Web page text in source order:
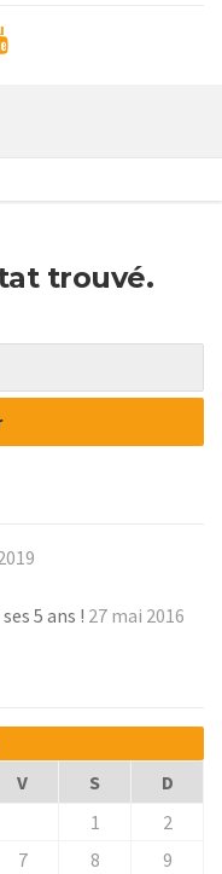
trouvé.
5 ans ! 27 mai 2016
V S
D
1
2
7 8
9